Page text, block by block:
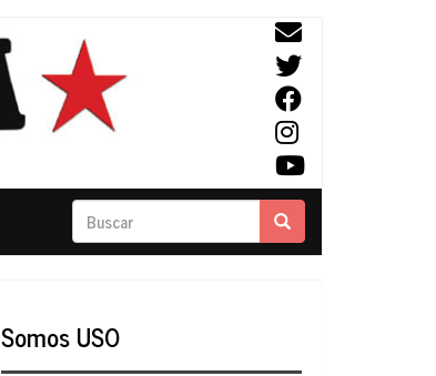
Buscar Buscar
Somos USO